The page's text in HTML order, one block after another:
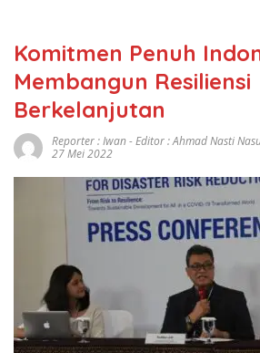
Komitmen Penuh
Membangun Resiliensi
Berkelanjutan
Reporter : Iwan - Editor : Ahmad Nasti
27 Mei 2022